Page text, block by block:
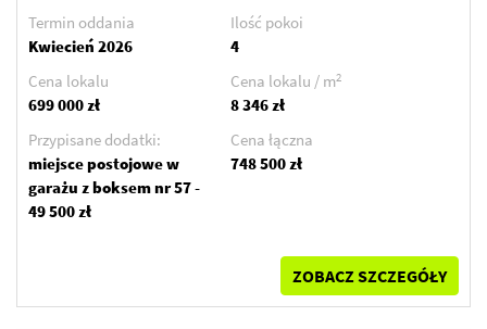
Termin oddania
Kwiecień 2026
Ilość pokoi
4
Cena lokalu
699 000 zł
Cena lokalu / m2
8 346 zł
Przypisane dodatki:
miejsce postojowe w
garażu z boksem nr 57 -
49 500 zł
Cena łączna
748 500 zł
ZOBACZ SZCZEGÓŁY